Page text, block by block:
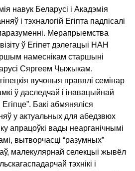
навук Беларусі і Акадэмія
і тэхналогій Егіпта падпісалі
Мерапрыемства
ў Егіпет дэлегацыі НАН
намеснікам старшыні
Сяргеем Чыжыкам.
вучоныя правялі семінар
ў даследчай і інавацыйнай
Бакі абмяняліся
у актуальных для абедзвюх
апрацоўкі вады неарганічнымі
вытворчасці “разумных”
малекулярнай селекцыі жывёл
тэхнікі і